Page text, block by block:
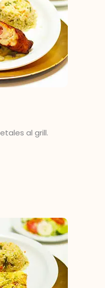
al grill.